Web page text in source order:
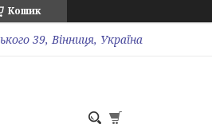
Кошик
39, Вінниця, Україна